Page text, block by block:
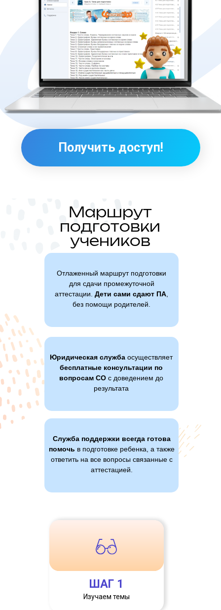
Изучаем темы
ШАГ 1
Отлаженный маршрут подготовки
для сдачи промежуточной
аттестации. Дети сами сдают ПА
без помощи родителей.
Служба поддержки всегда готова
помочь в подготовке ребенка, а также
ответить на все вопросы связанные с
аттестацией.
Юридическая служба осуществляет
бесплатные консультации по
вопросам СО с доведением до
результата
Маршрут
подготовки
учеников